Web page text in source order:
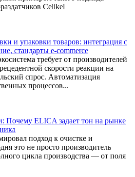
Celikel
и упаковки товаров: интеграция с
стандарты e-commerce
требует от производителей
скорости реакции на
спрос. Автоматизация
процессов...
Почему ELICA задает тон на рынке
подход к очистке и
это не просто производитель
цикла производства — от поля